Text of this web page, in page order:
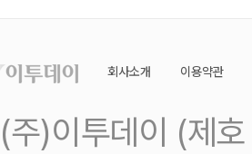
회사소개 이용약관
(주)이투데이 (제